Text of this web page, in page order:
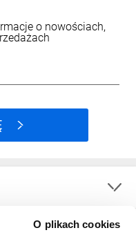
O plikach cookies
o nowościach,